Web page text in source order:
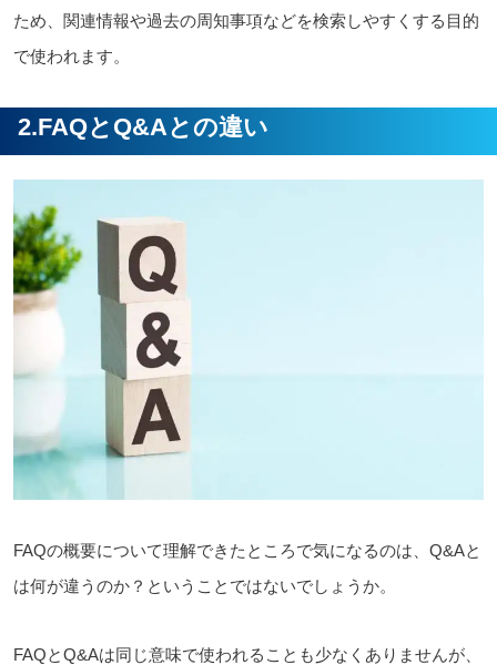
ため、関連情報や過去の周知事項などを検索しやすくする目的
で使われます。
2.FAQとQ&Aとの違い
FAQの概要について理解できたところで気になるのは、Q&Aと
は何が違うのか？ということではないでしょうか。
FAQとQ&Aは同じ意味で使われることも少なくありませんが、